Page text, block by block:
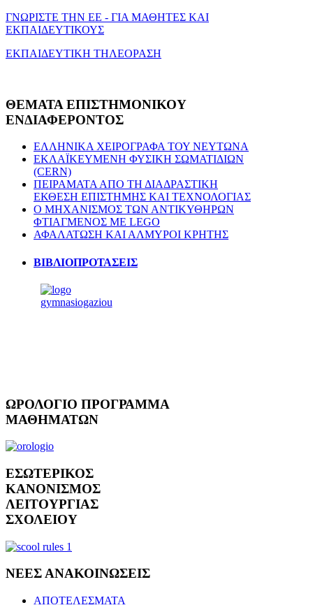
ΓΝΩΡΙΣΤΕ ΤΗΝ ΕΕ - ΓΙΑ ΜΑΘΗΤΕΣ ΚΑΙ
ΕΚΠΑΙΔΕΥΤΙΚΟΥΣ
ΕΚΠΑΙΔΕΥΤΙΚΗ ΤΗΛΕΟΡΑΣΗ
ΘΕΜΑΤΑ ΕΠΙΣΤΗΜΟΝΙΚΟΥ
ΕΝΔΙΑΦΕΡΟΝΤΟΣ
ΕΛΛΗΝΙΚΑ ΧΕΙΡΟΓΡΑΦΑ ΤΟΥ ΝΕΥΤΩΝΑ
ΕΚΛΑΪΚΕΥΜΕΝΗ ΦΥΣΙΚΗ ΣΩΜΑΤΙΔΙΩΝ
(CERN)
ΠΕΙΡΑΜΑΤΑ ΑΠΟ ΤΗ ΔΙΑΔΡΑΣΤΙΚΗ
ΕΚΘΕΣΗ ΕΠΙΣΤΗΜΗΣ ΚΑΙ ΤΕΧΝΟΛΟΓΙΑΣ
Ο ΜΗΧΑΝΙΣΜΟΣ ΤΩΝ ΑΝΤΙΚΥΘΗΡΩΝ
ΦΤΙΑΓΜΕΝΟΣ ΜΕ LEGO
ΑΦΑΛΑΤΩΣΗ ΚΑΙ ΑΛΜΥΡΟΙ ΚΡΗΤΗΣ
ΒΙΒΛΙΟΠΡΟΤΑΣΕΙΣ
ΩΡΟΛΟΓΙΟ ΠΡΟΓΡΑΜΜΑ
ΜΑΘΗΜΑΤΩΝ
ΕΣΩΤΕΡΙΚΟΣ
ΚΑΝΟΝΙΣΜΟΣ
ΛΕΙΤΟΥΡΓΙΑΣ
ΣΧΟΛΕΙΟΥ
ΝΕΕΣΑΝΑΚΟΙΝΩΣΕΙΣ
ΑΠΟΤΕΛΕΣΜΑΤΑ